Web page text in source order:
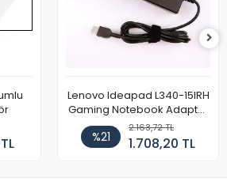
Lenovo Ideapad L340-15IRH
Gaming Notebook Adaptör
Cihazı Şarj Aleti (150W)
%21
2.163,72 TL
1.708,20 TL